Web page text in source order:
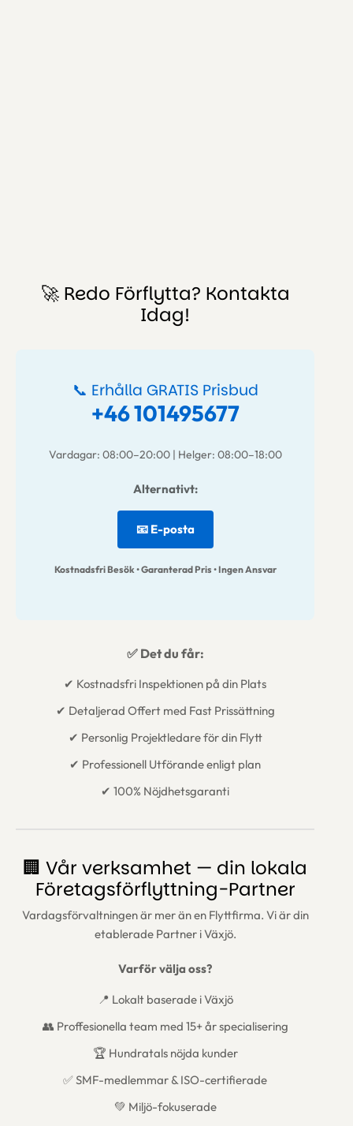
🚀 Redo Förflytta? Kontakta
Idag!
📞 Erhålla GRATIS Prisbud
+46 101495677
Vardagar: 08:00–20:00 | Helger: 08:00–18:00
Alternativt:
📧 E-posta
Kostnadsfri Besök • Garanterad Pris • Ingen Ansvar
✅ Det du får:
✔ Kostnadsfri Inspektionen på din Plats
✔ Detaljerad Offert med Fast Prissättning
✔ Personlig Projektledare för din Flytt
✔ Professionell Utförande enligt plan
✔ 100% Nöjdhetsgaranti
🏢 Vår verksamhet — din lokala
Företagsförflyttning-Partner
Vardagsförvaltningen är mer än en Flyttfirma. Vi är din
etablerade Partner i Växjö.
Varför välja oss?
📍 Lokalt baserade i Växjö
👥 Proffesionella team med 15+ år specialisering
🏆 Hundratals nöjda kunder
✅ SMF-medlemmar & ISO-certifierade
💚 Miljö-fokuserade